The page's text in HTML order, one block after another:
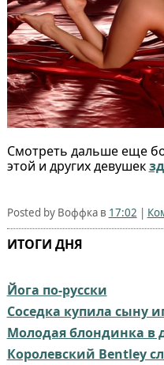
Смотреть дальше еще
этой и других девушек
Posted by Воффка в 17:02 |
ИТОГИ ДНЯ
Йога по-русски
Соседка купила сыну
Молодая блондинка в
Королевский Bentley